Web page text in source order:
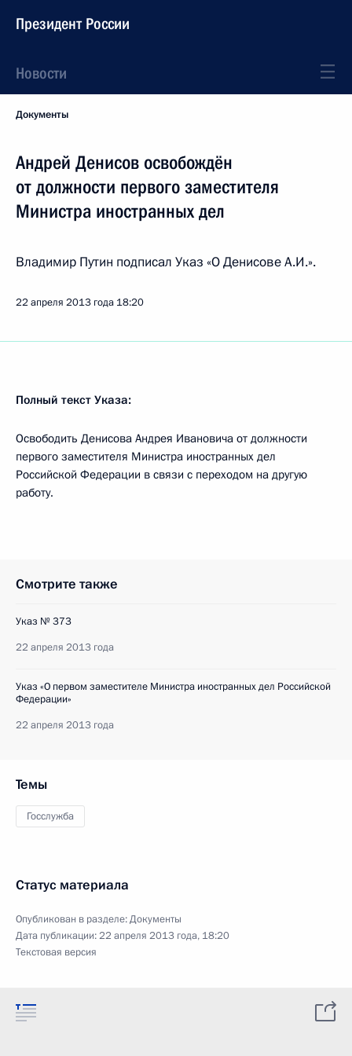
Президент России
Новости
Документы
Андрей Денисов освобождён
от должности первого заместителя
Министра иностранных дел
Владимир Путин подписал Указ «О Денисове А.И.».
22 апреля 2013 года 18:20
Полный текст Указа:
Освободить Денисова Андрея Ивановича от должности
первого заместителя Министра иностранных дел
Российской Федерации в связи с переходом на другую
работу.
Смотрите также
Указ № 373
22 апреля 2013 года
Указ «О первом заместителе Министра иностранных дел Российской
Федерации»
22 апреля 2013 года
Темы
Госслужба
Статус материала
Опубликован в разделе:Документы
Дата публикации:22 апреля 2013 года, 18:20
Текстовая версия